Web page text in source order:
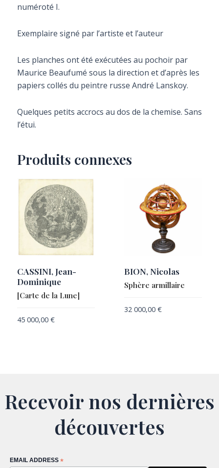
numéroté I.
Exemplaire signé par l’artiste et l’auteur
Les planches ont été exécutées au pochoir par
Maurice Beaufumé sous la direction et d’après les
papiers collés du peintre russe André Lanskoy.
Quelques petits accrocs au dos de la chemise. Sans
l’étui.
Produits connexes
CASSINI, Jean-
Dominique
[Carte de la Lune]
45 000,00 €
BION, Nicolas
Sphère armillaire
32 000,00 €
Recevoir nos dernières
découvertes
EMAIL ADDRESS *